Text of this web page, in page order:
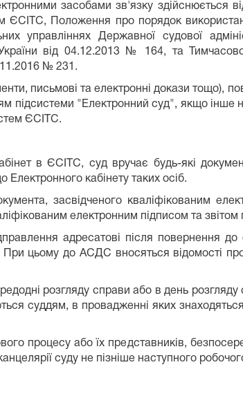
засобами зв'язку здійснюється
ЄСІТС, Положення про порядок
управліннях Державної судової
від 04.12.2013 № 164, та
№ 231.
письмові та електронні докази тощо),
підсистеми "Електронний суд", якщо
ЄСІТС.
в ЄСІТС, суд вручає будь-які
кабінету таких осіб.
засвідченого кваліфікованим
електронним підписом та звітом
адресатові після повернення
При цьому до АСДС вносяться відомості
розгляду справи або в день
суддям, в провадженні яких
процесу або їх представників,
суду не пізніше наступного